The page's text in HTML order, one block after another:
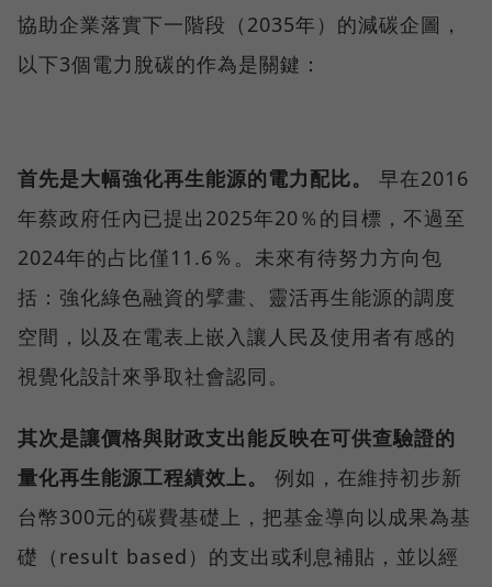
協助企業落實下一階段（2035年）的減碳企圖，
以下3個電力脫碳的作為是關鍵：
首先是大幅強化再生能源的電力配比。
早在2016
年蔡政府任內已提出2025年20％的目標，不過至
2024年的占比僅11.6％。未來有待努力方向包
括：強化綠色融資的擘畫、靈活再生能源的調度
空間，以及在電表上嵌入讓人民及使用者有感的
視覺化設計來爭取社會認同。
其次是讓價格與財政支出能反映在可供查驗證的
量化再生能源工程績效上。
例如，在維持初步新
台幣300元的碳費基礎上，把基金導向以成果為基
礎（result based）的支出或利息補貼，並以經